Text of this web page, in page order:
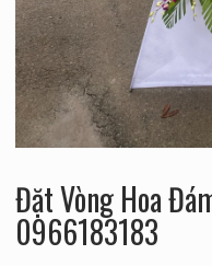
Đặt Vòng Hoa
0966183183